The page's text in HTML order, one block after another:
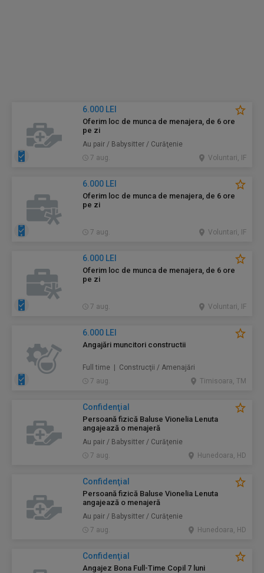
6.000 LEI
Oferim loc de munca de menajera, de 6 ore
pe zi
Au pair / Babysitter / Curăţenie
7 aug.
Voluntari, IF
6.000 LEI
Oferim loc de munca de menajera, de 6 ore
pe zi
7 aug. Voluntari, IF
6.000 LEI
Oferim loc de munca de menajera, de 6 ore
pe zi
7 aug. Voluntari, IF
6.000 LEI
Angajări muncitori constructii
Full time | Construcţii / Amenajări
7 aug.
Timisoara, TM
Confidenţial
Persoană fizică Baluse Vionelia Lenuta
angajează o menajeră
Au pair / Babysitter / Curăţenie
7 aug.
Hunedoara, HD
Confidenţial
Persoană fizică Baluse Vionelia Lenuta
angajează o menajeră
Au pair / Babysitter / Curăţenie
7 aug.
Hunedoara, HD
Confidenţial
Angajez Bona Full-Time Copil 7 luni